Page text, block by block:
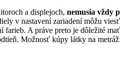
a displejoch, nemusia vždy
v nastavení zariadení môžu
farieb. A práve preto je dôležité
Možnosť kúpy látky na